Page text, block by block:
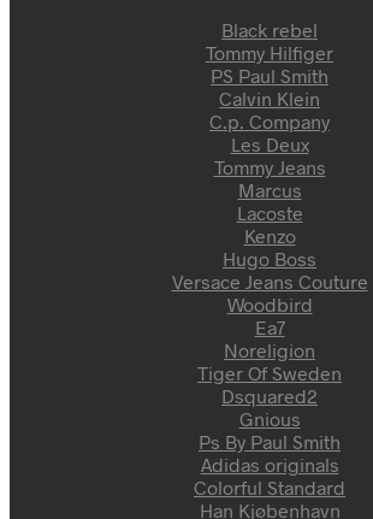
Black rebel
Tommy Hilfiger
PS Paul Smith
Calvin Klein
C.p. Company
Les Deux
Tommy Jeans
Marcus
Lacoste
Kenzo
Hugo Boss
Versace Jeans Couture
Woodbird
Ea7
Noreligion
Tiger Of Sweden
Dsquared2
Gnious
Ps By Paul Smith
Adidas originals
Colorful Standard
Han Kjøbenhavn